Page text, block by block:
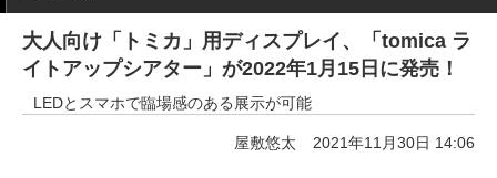
大人向け「トミカ」用ディスプレイ、「tomica ラ
イトアップシアター」が2022年1月15日に発売！
LEDとスマホで臨場感のある展示が可能
屋敷悠太 2021年11月30日 14:06